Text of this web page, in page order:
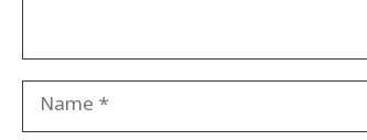
Name